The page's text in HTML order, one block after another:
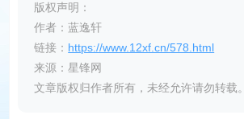
版权声明：
作者：蓝逸轩
链接： https://www.12xf.cn/578.html
来源：星锋网
文章版权归作者所有，未经允许请勿转载。